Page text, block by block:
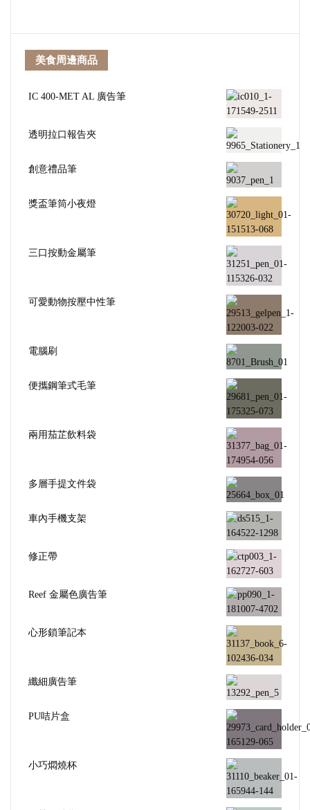
美食周邊商品
IC 400-MET AL 廣告筆
透明拉口報告夾
創意禮品筆
獎盃筆筒小夜燈
三口按動金屬筆
可愛動物按壓中性筆
電腦刷
便攜鋼筆式毛筆
兩用茄芷飲料袋
多層手提文件袋
車內手機支架
修正帶
Reef 金屬色廣告筆
心形鎖筆記本
纖細廣告筆
PU咭片盒
小巧燜燒杯